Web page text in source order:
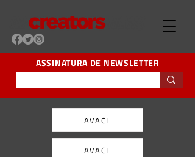
ASSINATURA DE NEWSLETTER
AVACI
AVACI